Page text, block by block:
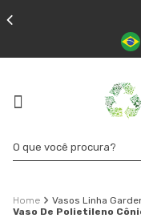
Vasos Linha
Vaso De Polietileno